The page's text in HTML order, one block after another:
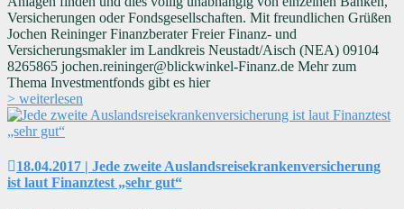
Versicherungen oder Fondsgesellschaften. Mit freundlichen Grüßen
Jochen Reininger Finanzberater Freier Finanz- und
Versicherungsmakler im Landkreis Neustadt/Aisch (NEA) 09104
8265865 jochen.reininger@blickwinkel-Finanz.de Mehr zum
Thema Investmentfonds gibt es hier
> weiterlesen
18.04.2017 | Jede zweite Auslandsreisekrankenversicherung
ist laut Finanztest „sehr gut“